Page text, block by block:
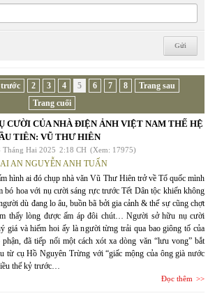
2 3 4 5 6 7 8
Trang sau
Trang cuối
CƯỜI CỦA NHÀ ĐIỆN ẢNH VIỆT NAM THẾ HỆ
TIÊN: VŨ THƯ HIÊN
Tháng Hai 2025 2:18 CH (Xem: 17975)
AN NGUYỄN ANH TUẤN
hình ai đó chụp nhà văn Vũ Thư Hiên trở về Tổ quốc mình
bó hoa với nụ cười sáng rực trước Tết Dân tộc khiến không
dù đang lo âu, buồn bã bởi gia cảnh & thế sự cũng chợt
thấy lòng được ấm áp đôi chút… Người sở hữu nụ cười
giá và hiếm hoi ấy là người từng trải qua bao giông tố của
phận, đã tiếp nối một cách xót xa dòng văn “lưu vong” bắt
từ cụ Hồ Nguyên Trừng với “giấc mộng của ông già nước
thế kỷ trước…
Đọc thêm